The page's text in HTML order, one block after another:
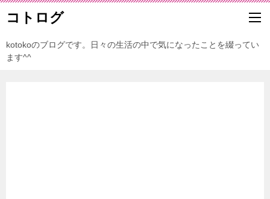
コトログ
kotokoのブログです。日々の生活の中で気になったことを綴ってい
ます^^